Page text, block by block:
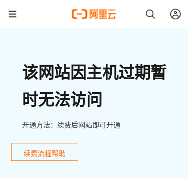
该网站因主机过期暂
时无法访问
开通方法：续费后网站即可开通
续费流程帮助